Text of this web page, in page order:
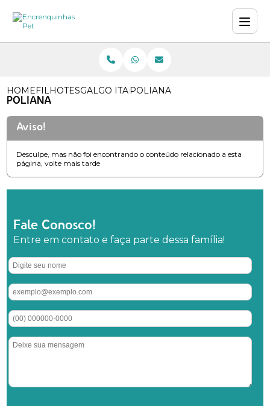
HOMEFILHOTESGALGO ITALIANO
POLIANA
POLIANA
Aviso!
Desculpe, mas não foi encontrando o conteúdo relacionado a esta
página, volte mais tarde
Fale Conosco!
Entre em contato e faça parte dessa família!